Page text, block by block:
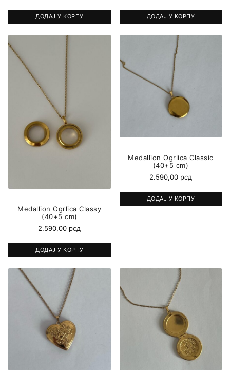
ДОДАЈ У КОРПУ ДОДАЈ У КОРПУ
Medallion Ogrlica Classy
(40+5 cm)
2.590,00 рсд
ДОДАЈ У КОРПУ
Medallion Ogrlica Classic
(40+5 cm)
2.590,00 рсд
ДОДАЈ У КОРПУ